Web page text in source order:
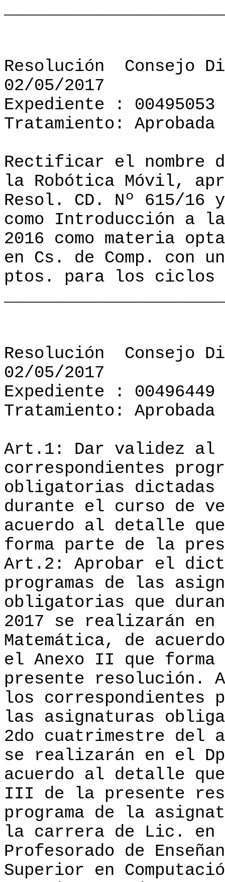
Resolución
Consejo
02/05/2017
Expediente : 00495053
Tratamiento: Aprobada
Rectificar el nombre
la Robótica Móvil,
Resol. CD. Nº 615/16
como Introducción a
2016 como materia
en Cs. de Comp. con
ptos. para los ciclos
Resolución
Consejo
02/05/2017
Expediente : 00496449
Tratamiento: Aprobada
Art.1: Dar validez al
correspondientes
obligatorias dictadas
durante el curso de
acuerdo al detalle
forma parte de la
Art.2: Aprobar el
programas de las
obligatorias que
2017 se realizarán
Matemática, de
el Anexo II que
presente resolución.
los correspondientes
las asignaturas
2do cuatrimestre del
se realizarán en el
acuerdo al detalle
III de la presente
programa de la
la carrera de Lic. en
Profesorado de
Superior en